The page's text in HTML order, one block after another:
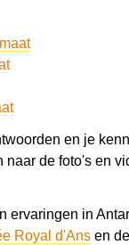
en je
naar de foto's en
ervaringen in
Royal d'Ans en